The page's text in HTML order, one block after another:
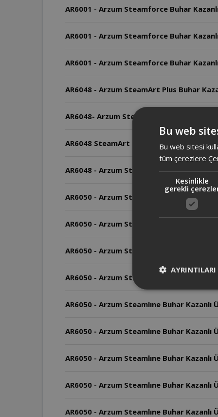
AR6001 - Arzum Steamforce Buhar
AR6001 - Arzum Steamforce Buhar
AR6001 - Arzum Steamforce Buhar
AR6048 - Arzum SteamArt Plus Buhar
AR6048- Arzum SteamArt Plus Buhar
AR6048 SteamArt Plus Buhar Kazanlı
AR6048 - Arzum SteamArt Plus
AR6050 - Arzum Steamlıne Buhar
AR6050 - Arzum Steamlıne Buhar Kazanlı
AR6050 - Arzum Steamlıne Buhar Kazanlı
AR6050 - Arzum Steamlıne Buhar
AR6050 - Arzum Steamlıne Buhar
AR6050 - Arzum Steamlıne Buhar Kazanlı
AR6050 - Arzum Steamlıne Buhar
AR6050 - Arzum Steamlıne Buhar
Bu web
Bu web sitesi
tüm çerezlere
Kesinlikle
gerekli
AYRINTILARI